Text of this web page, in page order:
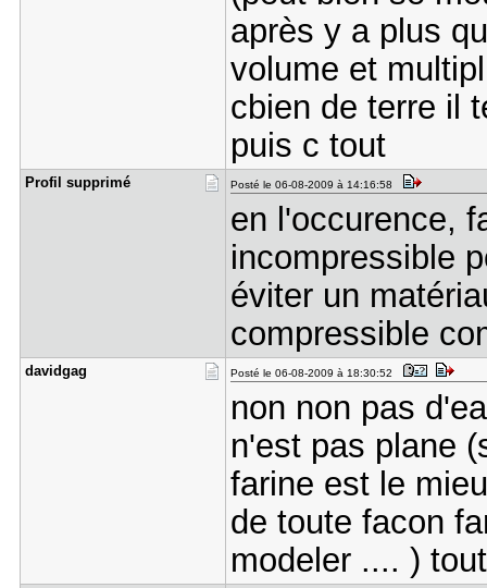
après y a plus
volume et
cbien de terre il
puis c tout
Profil sup​primé Posté le 06-08-2009 à 14:16:58
en l'occurence,
incompressible
éviter un
compressible
davidgag Posté le 06-08-2009 à 18:30:52
non non pas
n'est pas plane
farine est le
de toute facon
modeler .... )